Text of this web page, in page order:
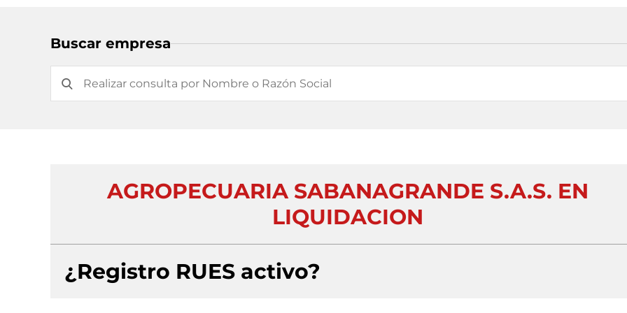
Buscar empresa
AGROPECUARIA SABANAGRANDE S.A.S. EN
LIQUIDACION
¿Registro RUES activo?